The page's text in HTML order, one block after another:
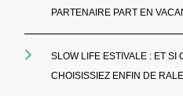
PARTENAIRE PART EN
SLOW LIFE ESTIVALE : ET SI
CHOISISSIEZ ENFIN DE